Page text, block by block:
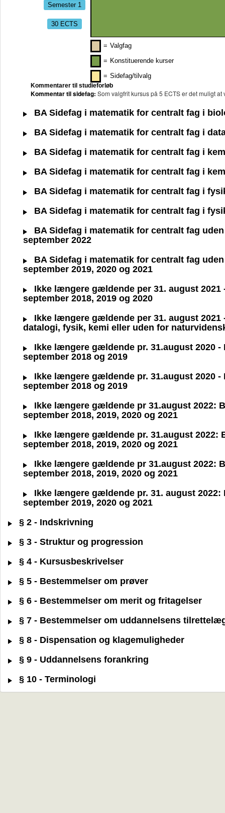
Semester 1
30 ECTS
= Valgfag
= Konstituerende kurser
= Sidefag/tilvalg
Kommentarer til studieforløb
Kommentar til sidefag: Som valgfrit kursus på 5 ECTS er det muligt
BA Sidefag i matematik for centralt fag i
BA Sidefag i matematik for centralt fag i
BA Sidefag i matematik for centralt fag i
BA Sidefag i matematik for centralt fag i
BA Sidefag i matematik for centralt fag i
BA Sidefag i matematik for centralt fag i
BA Sidefag i matematik for centralt fag
september 2022
BA Sidefag i matematik for centralt fag
september 2019, 2020 og 2021
Ikke længere gældende per 31. august
september 2018, 2019 og 2020
Ikke længere gældende per 31. august
datalogi, fysik, kemi eller uden for
Ikke længere gældende pr. 31.august 2020
september 2018 og 2019
Ikke længere gældende pr. 31.august 2020
september 2018 og 2019
Ikke længere gældende pr 31.august 2022:
september 2018, 2019, 2020 og 2021
Ikke længere gældende pr. 31.august 2022:
september 2018, 2019, 2020 og 2021
Ikke længere gældende pr 31.august 2022:
september 2018, 2019, 2020 og 2021
Ikke længere gældende pr. 31. august
september 2019, 2020 og 2021
§ 2 - Indskrivning
§ 3 - Struktur og progression
§ 4 - Kursusbeskrivelser
§ 5 - Bestemmelser om prøver
§ 6 - Bestemmelser om merit og fritagelser
§ 7 - Bestemmelser om uddannelsens
§ 8 - Dispensation og klagemuligheder
§ 9 - Uddannelsens forankring
§ 10 - Terminologi